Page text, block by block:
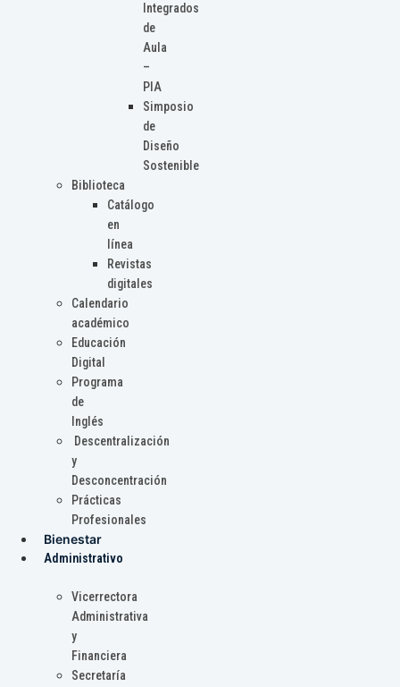
Integrados
de
Aula
–
PIA
Simposio
de
Diseño
Sostenible
Biblioteca
Catálogo
en
línea
Revistas
digitales
Calendario
académico
Educación
Digital
Programa
de
Inglés
Descentralización
y
Desconcentración
Prácticas
Profesionales
Bienestar
Administrativo
Vicerrectora
Administrativa
y
Financiera
Secretaría